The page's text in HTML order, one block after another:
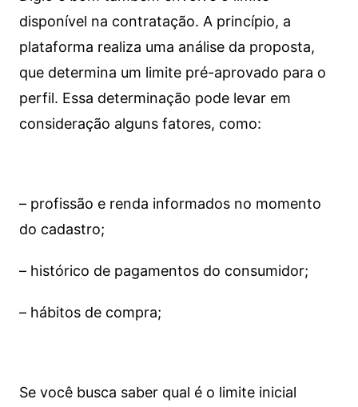
disponível na contratação. A princípio, a
plataforma realiza uma análise da proposta,
que determina um limite pré-aprovado para o
perfil. Essa determinação pode levar em
consideração alguns fatores, como:
– profissão e renda informados no momento
do cadastro;
– histórico de pagamentos do consumidor;
– hábitos de compra;
Se você busca saber qual é o limite inicial